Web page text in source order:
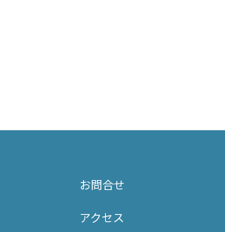
お問合せ
アクセス